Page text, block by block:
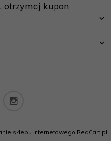
otrzymaj kupon
sklepu internetowego RedCart.pl